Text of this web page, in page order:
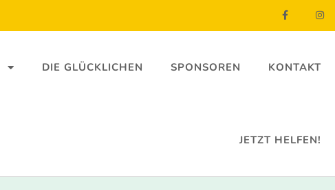
DIE GLÜCKLICHEN SPONSOREN KONTAKT
JETZT HELFEN!